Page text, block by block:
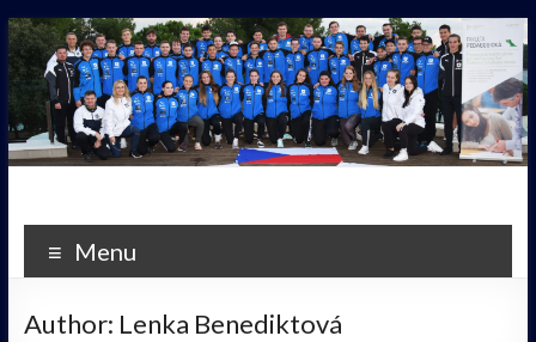
Skip
to
content
Western
Stars
Pilsen
Menu
Author: Lenka Benediktová